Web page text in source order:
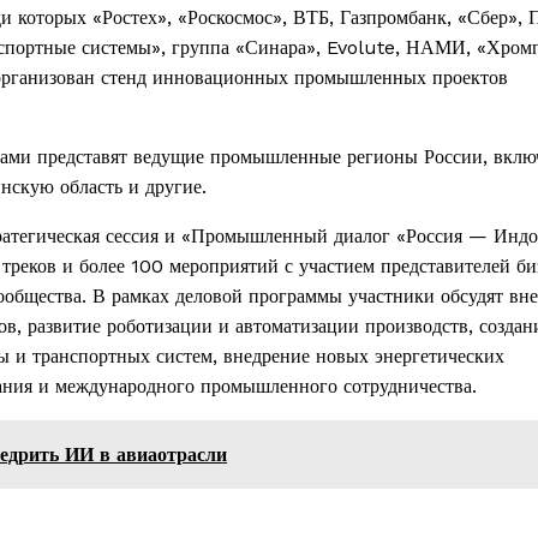
которых «Ростех», «Роскосмос», ВТБ, Газпромбанк, «Сбер»,
системы», группа «Синара», Evolute, НАМИ,
стенд инновационных промышленных проектов
представят ведущие промышленные регионы России,
область и другие.
сессия и «Промышленный диалог «Россия —
и более 100 мероприятий с участием представителей
В рамках деловой программы участники обсудят
роботизации и автоматизации производств,
транспортных систем, внедрение новых энергетических
и международного промышленного сотрудничества.
ИИ в авиаотрасли